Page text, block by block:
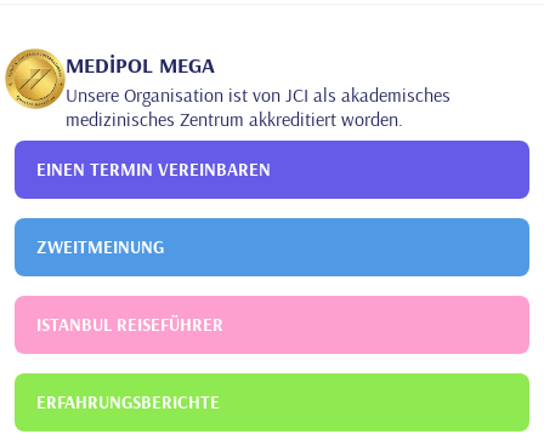
MEDİPOL MEGA
Unsere Organisation ist von JCI als akademisches
medizinisches Zentrum akkreditiert worden.
EINEN TERMIN VEREINBAREN
ZWEITMEINUNG
ISTANBUL REISEFÜHRER
ERFAHRUNGSBERICHTE